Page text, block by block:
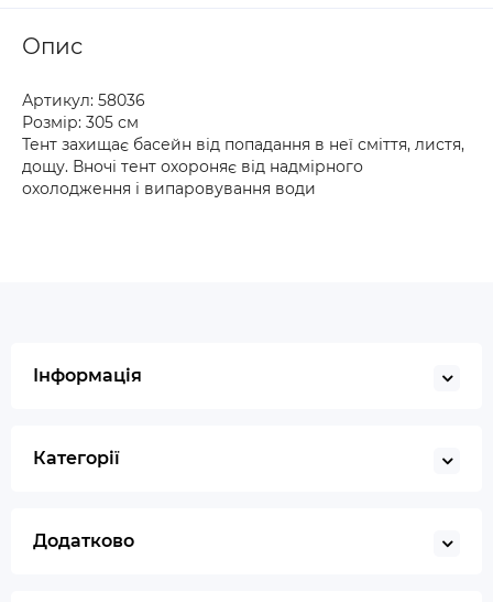
Опис
Артикул: 58036
Розмір: 305 см
Тент захищає басейн від попадання в неї сміття, листя,
дощу. Вночі тент охороняє від надмірного
охолодження і випаровування води
Інформація
Категорії
Додатково